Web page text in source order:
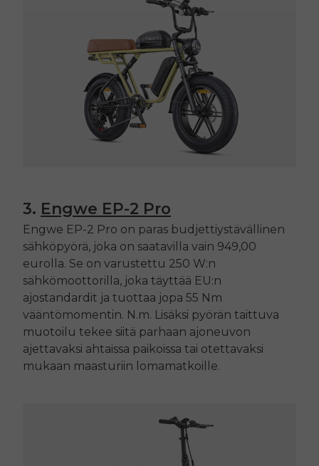
3. Engwe EP-2 Pro
Engwe EP-2 Pro on paras budjettiystävällinen
sähköpyörä, joka on saatavilla vain 949,00
eurolla. Se on varustettu 250 W:n
sähkömoottorilla, joka täyttää EU:n
ajostandardit ja tuottaa jopa 55 Nm
vääntömomentin. N.m. Lisäksi pyörän taittuva
muotoilu tekee siitä parhaan ajoneuvon
ajettavaksi ahtaissa paikoissa tai otettavaksi
mukaan maasturiin lomamatkoille.